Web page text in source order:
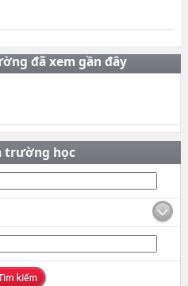
đã xem gần đây
trường học